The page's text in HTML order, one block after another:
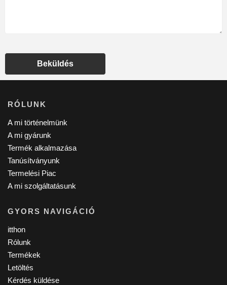
Beküldés
RÓLUNK
A mi történelmünk
A mi gyárunk
Termék alkalmazása
Tanúsítványunk
Termelési Piac
A mi szolgáltatásunk
GYORS NAVIGÁCIÓ
itthon
Rólunk
Termékek
Letöltés
Kérdés küldése